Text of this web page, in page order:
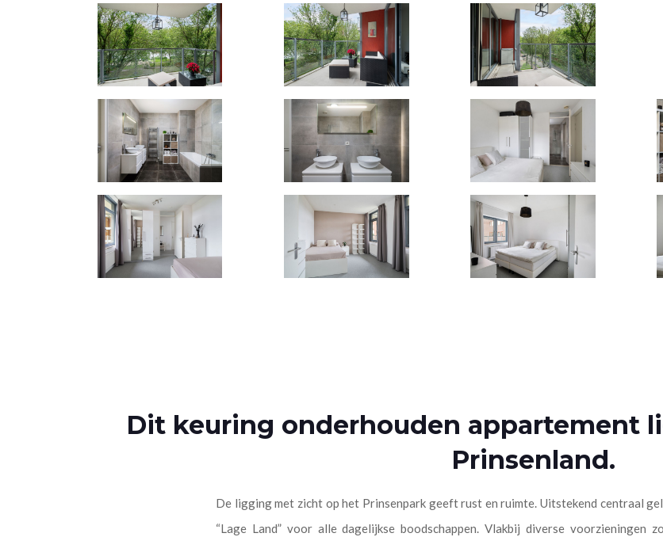
Dit keuring onderhouden appartement
Prinsenland.
De ligging met zicht op het Prinsenpark geeft rust en ruimte. Uitstekend centraal
“Lage Land” voor alle dagelijkse boodschappen. Vlakbij diverse voorzieningen